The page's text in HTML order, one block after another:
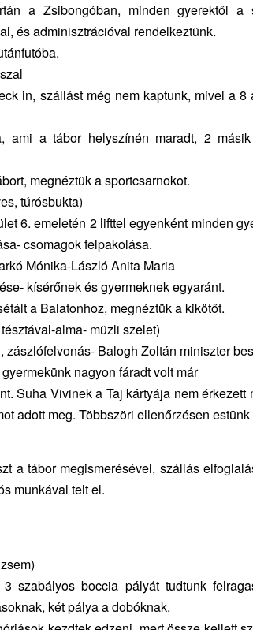
a Zsibongóban, minden gyerektől a
és adminisztrációval rendelkeztünk.
in, szállást még nem kaptunk, mivel a 8
ami a tábor helyszínén maradt, 2
megnéztük a sportcsarnokot.
túrósbukta)
6. emeletén 2 lifttel egyenként minden
csomagok felpakolása.
Mónika-László Anita Maria
kísérőnek és gyermeknek egyaránt.
a Balatonhoz, megnéztük a kikötőt.
alma- müzli szelet)
zászlófelvonás- Balogh Zoltán miniszter
nagyon fáradt volt már
Suha Vivinek a Taj kártyája nem érkezett
adott meg. Többszöri ellenőrzésen estünk
a tábor megismerésével, szállás
munkával telt el.
szabályos boccia pályát tudtunk
két pálya a dobóknak.